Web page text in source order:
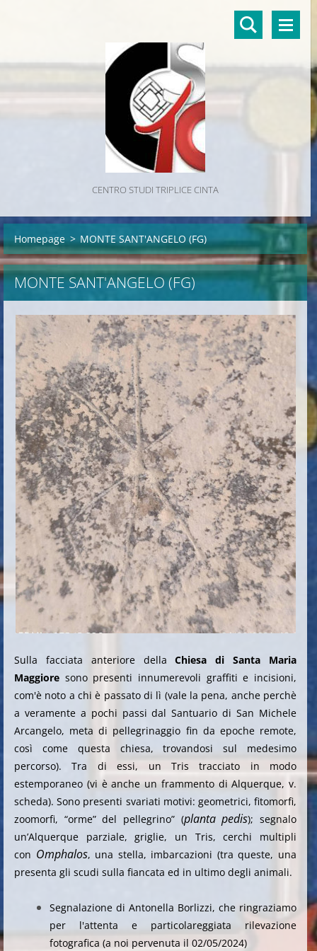
CENTRO STUDI TRIPLICE CINTA
Homepage > MONTE SANT'ANGELO (FG)
MONTE SANT'ANGELO (FG)
Sulla facciata anteriore dellaChiesa di Santa Maria
Maggiore sono presenti innumerevoli graffiti e incisioni,
com'è noto a chi è passato di lì (vale la pena, anche perchè
a veramente a pochi passi dal Santuario di San Michele
Arcangelo, meta di pellegrinaggio fin da epoche remote,
così come questa chiesa, trovandosi sul medesimo
percorso). Tra di essi, un Tris tracciato in modo
estemporaneo (vi è anche un frammento di Alquerque, v.
scheda). Sono presenti svariati motivi: geometrici, fitomorfi,
zoomorfi, “orme” del pellegrino” (planta pedis);segnalo
un’Alquerque parziale, griglie, un Tris, cerchi multipli
con Omphalos, una stella, imbarcazioni (tra queste, una
presenta gli scudi sulla fiancata ed in ultimo degli animali.
Segnalazione di Antonella Borlizzi, che ringraziamo
per l'attenta e particolareggiata rilevazione
fotografica (a noi pervenuta il 02/05/2024)